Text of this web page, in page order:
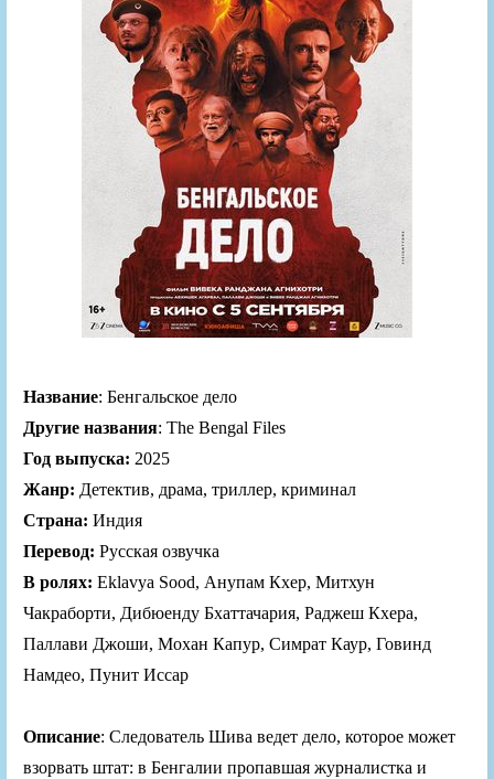
Название: Бенгальское дело
Другие названия: The Bengal Files
Год выпуска: 2025
Жанр: Детектив, драма, триллер, криминал
Страна: Индия
Перевод: Русская озвучка
В ролях: Eklavya Sood, Анупам Кхер, Митхун
Чакраборти, Дибюенду Бхаттачария, Раджеш Кхера,
Паллави Джоши, Мохан Капур, Симрат Каур, Говинд
Намдео, Пунит Иссар
Описание: Следователь Шива ведет дело, которое может
взорвать штат: в Бенгалии пропавшая журналистка и